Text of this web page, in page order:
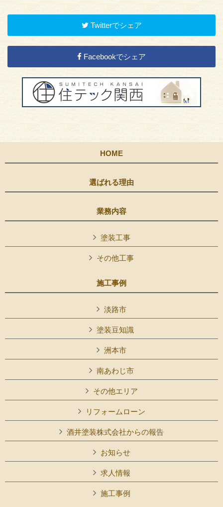
Twitterでシェア
Facebookでシェア
HOME
選ばれる理由
業務内容
塗装工事
その他工事
施工事例
淡路市
塗装豆知識
洲本市
南あわじ市
その他エリア
リフォームローン
酒井塗装株式会社からの報告
お知らせ
求人情報
施工事例